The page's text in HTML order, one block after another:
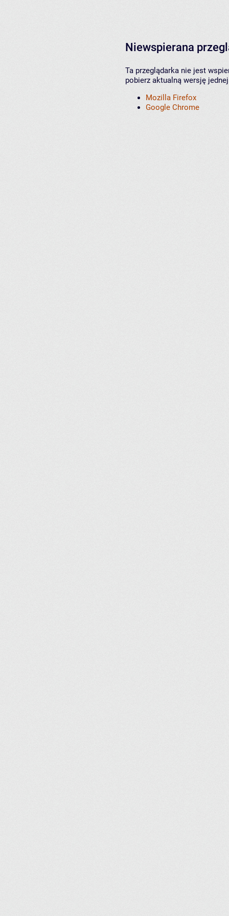
Niewspierana
Ta przeglądarka nie jest
pobierz aktualną wersję
Mozilla Firefox
Google Chrome